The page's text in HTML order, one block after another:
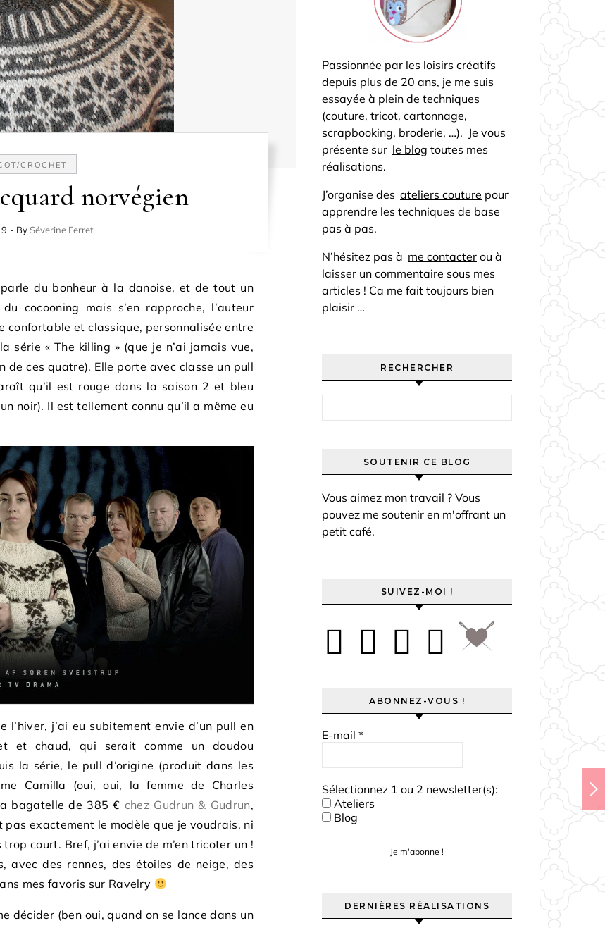
CROCHET
norvégien
- By Séverine Ferret
du bonheur à la danoise, et de tout un
cocooning mais s’en rapproche, l’auteur
confortable et classique, personnalisée entre
série « The killing » (que je n’ai jamais vue,
de ces quatre). Elle porte avec classe un pull
qu’il est rouge dans la saison 2 et bleu
noir). Il est tellement connu qu’il a même eu
l’hiver, j’ai eu subitement envie d’un pull en
et chaud, qui serait comme un doudou
la série, le pull d’origine (produit dans les
Camilla (oui, oui, la femme de Charles
bagatelle de 385 € chez Gudrun & Gudrun,
pas exactement le modèle que je voudrais, ni
court. Bref, j’ai envie de m’en tricoter un !
avec des rennes, des étoiles de neige, des
mes favoris sur Ravelry
décider (ben oui, quand on se lance dans un
Passionnée par les loisirs créatifs
depuis plus de 20 ans, je me suis
essayée à plein de techniques
(couture, tricot, cartonnage,
scrapbooking, broderie, …). Je vous
présente sur le blog toutes mes
réalisations.
J’organise des ateliers couture pour
apprendre les techniques de base
pas à pas.
N’hésitez pas à me contacter ou à
laisser un commentaire sous mes
articles ! Ca me fait toujours bien
plaisir …
RECHERCHER
SOUTENIR CE BLOG
Vous aimez mon travail ? Vous
pouvez me soutenir en m'offrant un
petit café.
SUIVEZ-MOI !
ABONNEZ-VOUS !
E-mail *
Sélectionnez 1 ou 2 newsletter(s):
Ateliers
Blog
DERNIÈRES RÉALISATIONS